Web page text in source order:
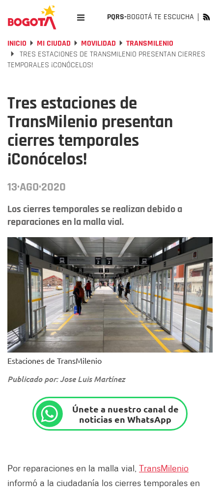
PQRS-BOGOTÁ TE ESCUCHA
INICIO MI CIUDAD MOVILIDAD
TRANSMILENIO
TRES ESTACIONES DE TRANSMILENIO PRESENTAN CIERRES
TEMPORALES ¡CONÓCELOS!
Tres estaciones de
TransMilenio presentan
cierres temporales
¡Conócelos!
13·AGO·2020
Los cierres temporales se realizan debido a
reparaciones en la malla vial.
Estaciones de TransMilenio
Publicado por: Jose Luis Martínez
Únete a nuestro canal de
noticias en WhatsApp
Por reparaciones en la malla vial, TransMilenio
informó a la ciudadanía los cierres temporales en